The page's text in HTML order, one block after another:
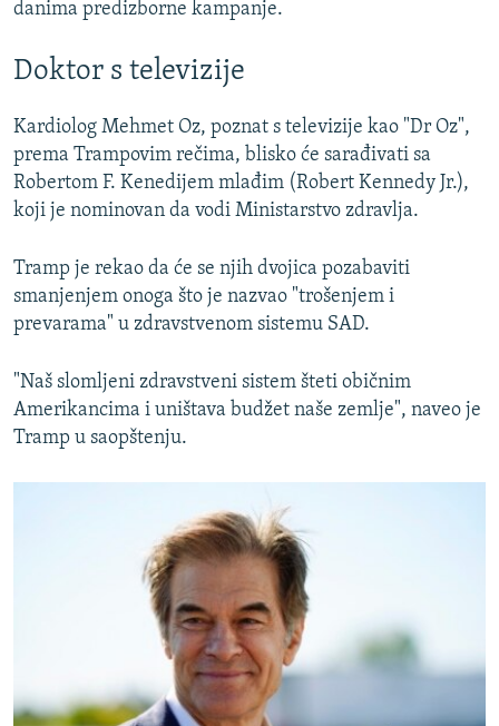
danima predizborne kampanje.
Doktor s televizije
Kardiolog Mehmet Oz, poznat s televizije kao "Dr Oz",
prema Trampovim rečima, blisko će sarađivati sa
Robertom F. Kenedijem mlađim (Robert Kennedy Jr.),
koji je nominovan da vodi Ministarstvo zdravlja.
Tramp je rekao da će se njih dvojica pozabaviti
smanjenjem onoga što je nazvao "trošenjem i
prevarama" u zdravstvenom sistemu SAD.
"Naš slomljeni zdravstveni sistem šteti običnim
Amerikancima i uništava budžet naše zemlje", naveo je
Tramp u saopštenju.